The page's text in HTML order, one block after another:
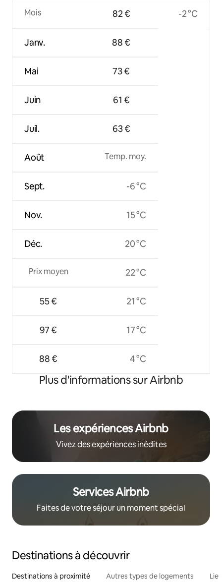
Mois
Janv.
Mai
Juin
Juil.
Août
Sept.
Nov.
Déc.
Prix moyen
55 €
97 €
88 €
82 €
88 €
73 €
61 €
63 €
Temp. moy.
-6 °C
15 °C
20 °C
22 °C
21 °C
17 °C
4 °C
-2 °C
Plus d'informations sur Airbnb
Les expériences Airbnb
Vivez des expériences inédites
Services Airbnb
Faites de votre séjour un moment spécial
Destinations à découvrir
Destinations à proximité Autres types de logements